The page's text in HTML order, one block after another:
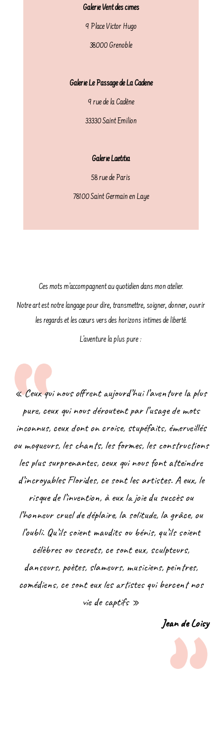
Galerie Vent des cimes
9 Place Victor Hugo
38000 Grenoble
Galerie Le Passage de La Cadene
9 rue de la Cadène
33330 Saint Emilion
Galerie Laetitia
58 rue de Paris
78100 Saint Germain en Laye
Ces mots m’accompagnent au quotidien dans mon atelier.
Notre art est notre langage pour dire, transmettre, soigner, donner, ouvrir
les regards et les cœurs vers des horizons intimes de liberté.
L’aventure la plus pure :
« Ceux qui nous offrent aujourd’hui l’aventure la plus
pure, ceux qui nous déroutent par l’usage de mots
inconnus, ceux dont on croise, stupéfaits, émerveillés
ou moqueurs, les chants, les formes, les constructions
les plus surprenantes, ceux qui nous font atteindre
d’incroyables Florides, ce sont les artistes. A eux, le
risque de l’invention, à eux la joie du succès ou
l’honneur cruel de déplaire, la solitude, la grâce, ou
l’oubli. Qu’ils soient maudits ou bénis, qu’ils soient
célèbres ou secrets, ce sont eux, sculpteurs,
danseurs, poètes, slameurs, musiciens, peintres,
comédiens, ce sont eux les artistes qui bercent nos
vie de captifs »
Jean de Loisy